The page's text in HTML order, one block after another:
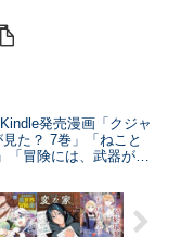
発売漫画「クジャ
た？ 7巻」「ねこと
「冒険には、武器が必